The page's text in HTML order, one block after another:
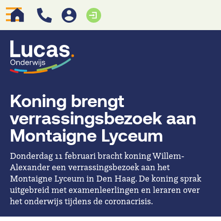
Koning brengt
verrassingsbezoek aan
Montaigne Lyceum
Donderdag 11 februari bracht koning Willem-
Alexander een verrassingsbezoek aan het
Montaigne Lyceum in Den Haag. De koning sprak
uitgebreid metexamenleerlingen en leraren over
het onderwijs tijdens de coronacrisis.